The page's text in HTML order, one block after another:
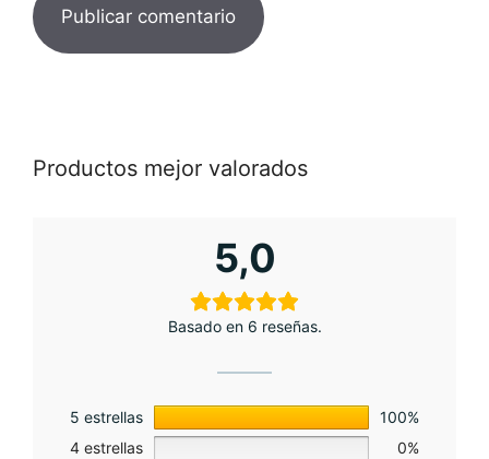
Productos mejor valorados
5,0
Basado en 6 reseñas.
5 estrellas
100%
4 estrellas
0%